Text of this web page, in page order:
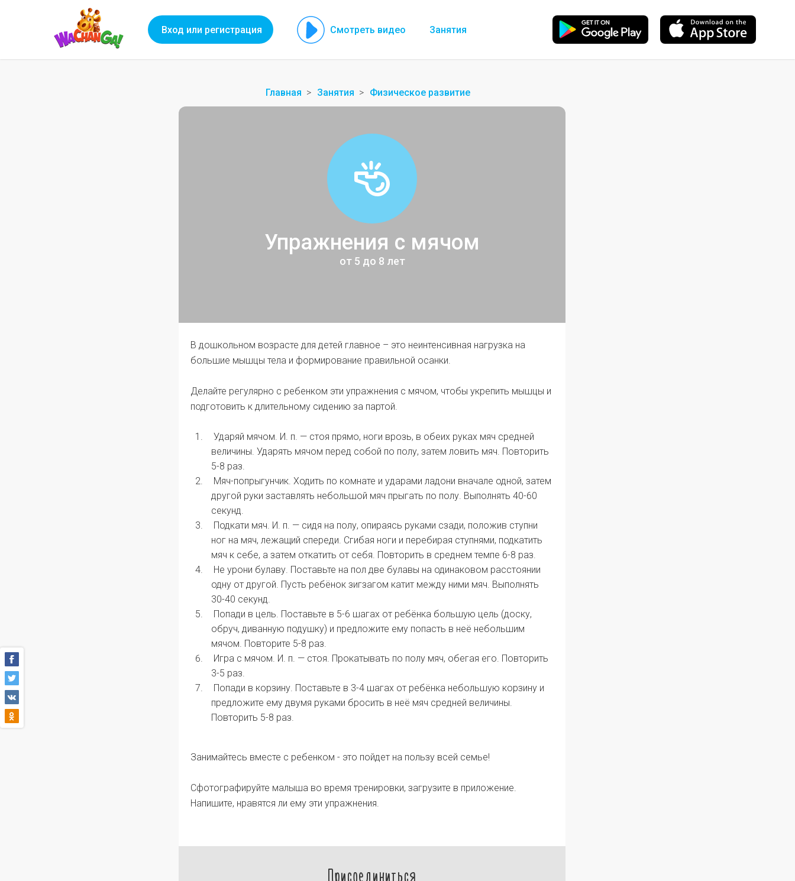
Вход или регистрация Смотреть видео Занятия
Главная Занятия Физическое развитие
Упражнения с мячом
от 5 до 8 лет
В дошкольном возрасте для детей главное – это неинтенсивная нагрузка на
большие мышцы тела и формирование правильной осанки.
Делайте регулярно с ребенком эти упражнения с мячом, чтобы укрепить мышцы и
подготовить к длительному сидению за партой.
Ударяй мячом. И. п. — стоя прямо, ноги врозь, в обеих руках мяч средней
величины. Ударять мячом перед собой по полу, затем ловить мяч. Повторить
5-8 раз.
Мяч-попрыгунчик. Ходить по комнате и ударами ладони вначале одной, затем
другой руки заставлять небольшой мяч прыгать по полу. Выполнять 40-60
секунд.
Подкати мяч. И. п. — сидя на полу, опираясь руками сзади, положив ступни
ног на мяч, лежащий спереди. Сгибая ноги и перебирая ступнями, подкатить
мяч к себе, а затем откатить от себя. Повторить в среднем темпе 6-8 раз.
Не урони булаву. Поставьте на пол две булавы на одинаковом расстоянии
одну от другой. Пусть ребёнок зигзагом катит между ними мяч. Выполнять
30-40 секунд.
Попади в цель. Поставьте в 5-6 шагах от ребёнка большую цель (доску,
обруч, диванную подушку) и предложите ему попасть в неё небольшим
мячом. Повторите 5-8 раз.
Игра с мячом. И. п. — стоя. Прокатывать по полу мяч, обегая его. Повторить
3-5 раз.
Попади в корзину. Поставьте в 3-4 шагах от ребёнка небольшую корзину и
предложите ему двумя руками бросить в неё мяч средней величины.
Повторить 5-8 раз.
Занимайтесь вместе с ребенком - это пойдет на пользу всей семье!
Сфотографируйте малыша во время тренировки, загрузите в приложение.
Напишите, нравятся ли ему эти упражнения.
Присоединиться